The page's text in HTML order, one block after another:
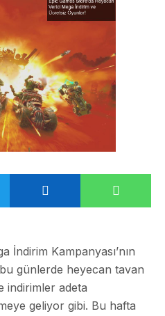
İndirim Kampanyası’nın
günlerde heyecan tavan
indirimler adeta
geliyor gibi. Bu hafta